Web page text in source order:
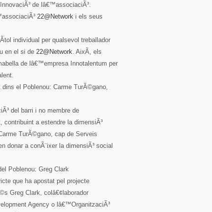
de lâ€™associaciÃ³.
22@Network i els seus
individual per qualsevol treballador
en el si de 22@Network. AixÃ­, els
de lâ€™empresa Innotalentum per
dins el Poblenou: Carme TurÃ©gano,
del barri i no membre de
, contribuint a estendre la dimensiÃ³
TurÃ©gano, cap de Serveis
donar a conÃ¨ixer la dimensiÃ³ social
Poblenou: Greg Clark
que ha apostat pel projecte
Greg Clark, colâ€¢laborador
Agency o lâ€™OrganitzaciÃ³